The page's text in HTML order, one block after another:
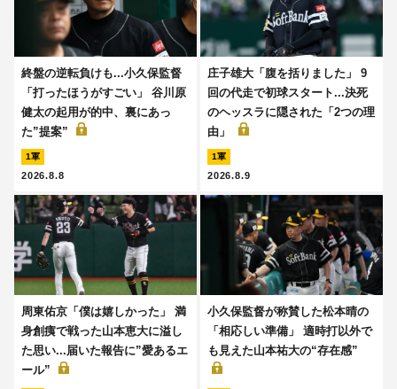
終盤の逆転負けも...小久保監督
「打ったほうがすごい」 谷川原
健太の起用が的中、裏にあっ
た”提案”
1軍
2026.8.8
庄子雄大「腹を括りました」 9
回の代走で初球スタート...決死
のヘッスラに隠された「2つの理
由」
1軍
2026.8.9
周東佑京「僕は嬉しかった」 満
身創痍で戦った山本恵大に溢し
た思い...届いた報告に”愛あるエ
ール”
小久保監督が称賛した松本晴の
「相応しい準備」 適時打以外で
も見えた山本祐大の“存在感”